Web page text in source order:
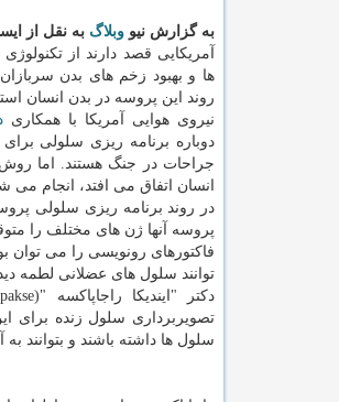
به گزارش نیووبلاگ به نقل از
آمریکایی قصد دارند از
ها و بهبود زخم های بدن
روند این پروسه در بدن انسان
نیروی هوایی آمریکا با همکاری
دوباره برنامه ریزی سلولی
جراحات در جنگ هستند. اما
انسان اتفاق می افتد، انجام می
در روند برنامه ریزی سلولی
پروسه آنها ژن های مختلف را
فاکتورهای رونویسی را می توان
توانند سلول های عضلانی لطمه
تصویربرداری سلول زنده برای
سلول ها داشته باشند و بتوانند